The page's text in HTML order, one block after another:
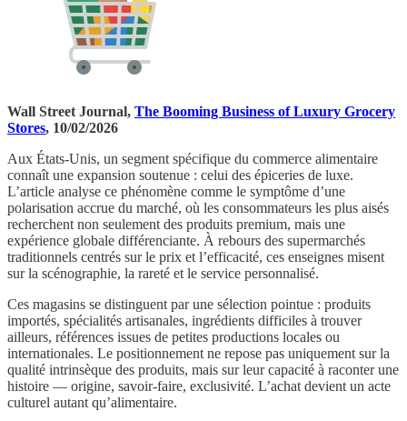
Wall Street Journal, The Booming Business of Luxury Grocery
Stores, 10/02/2026
Aux États-Unis, un segment spécifique du commerce alimentaire
connaît une expansion soutenue : celui des épiceries de luxe.
L’article analyse ce phénomène comme le symptôme d’une
polarisation accrue du marché, où les consommateurs les plus aisés
recherchent non seulement des produits premium, mais une
expérience globale différenciante. À rebours des supermarchés
traditionnels centrés sur le prix et l’efficacité, ces enseignes misent
sur la scénographie, la rareté et le service personnalisé.
Ces magasins se distinguent par une sélection pointue : produits
importés, spécialités artisanales, ingrédients difficiles à trouver
ailleurs, références issues de petites productions locales ou
internationales. Le positionnement ne repose pas uniquement sur la
qualité intrinsèque des produits, mais sur leur capacité à raconter une
histoire — origine, savoir-faire, exclusivité. L’achat devient un acte
culturel autant qu’alimentaire.